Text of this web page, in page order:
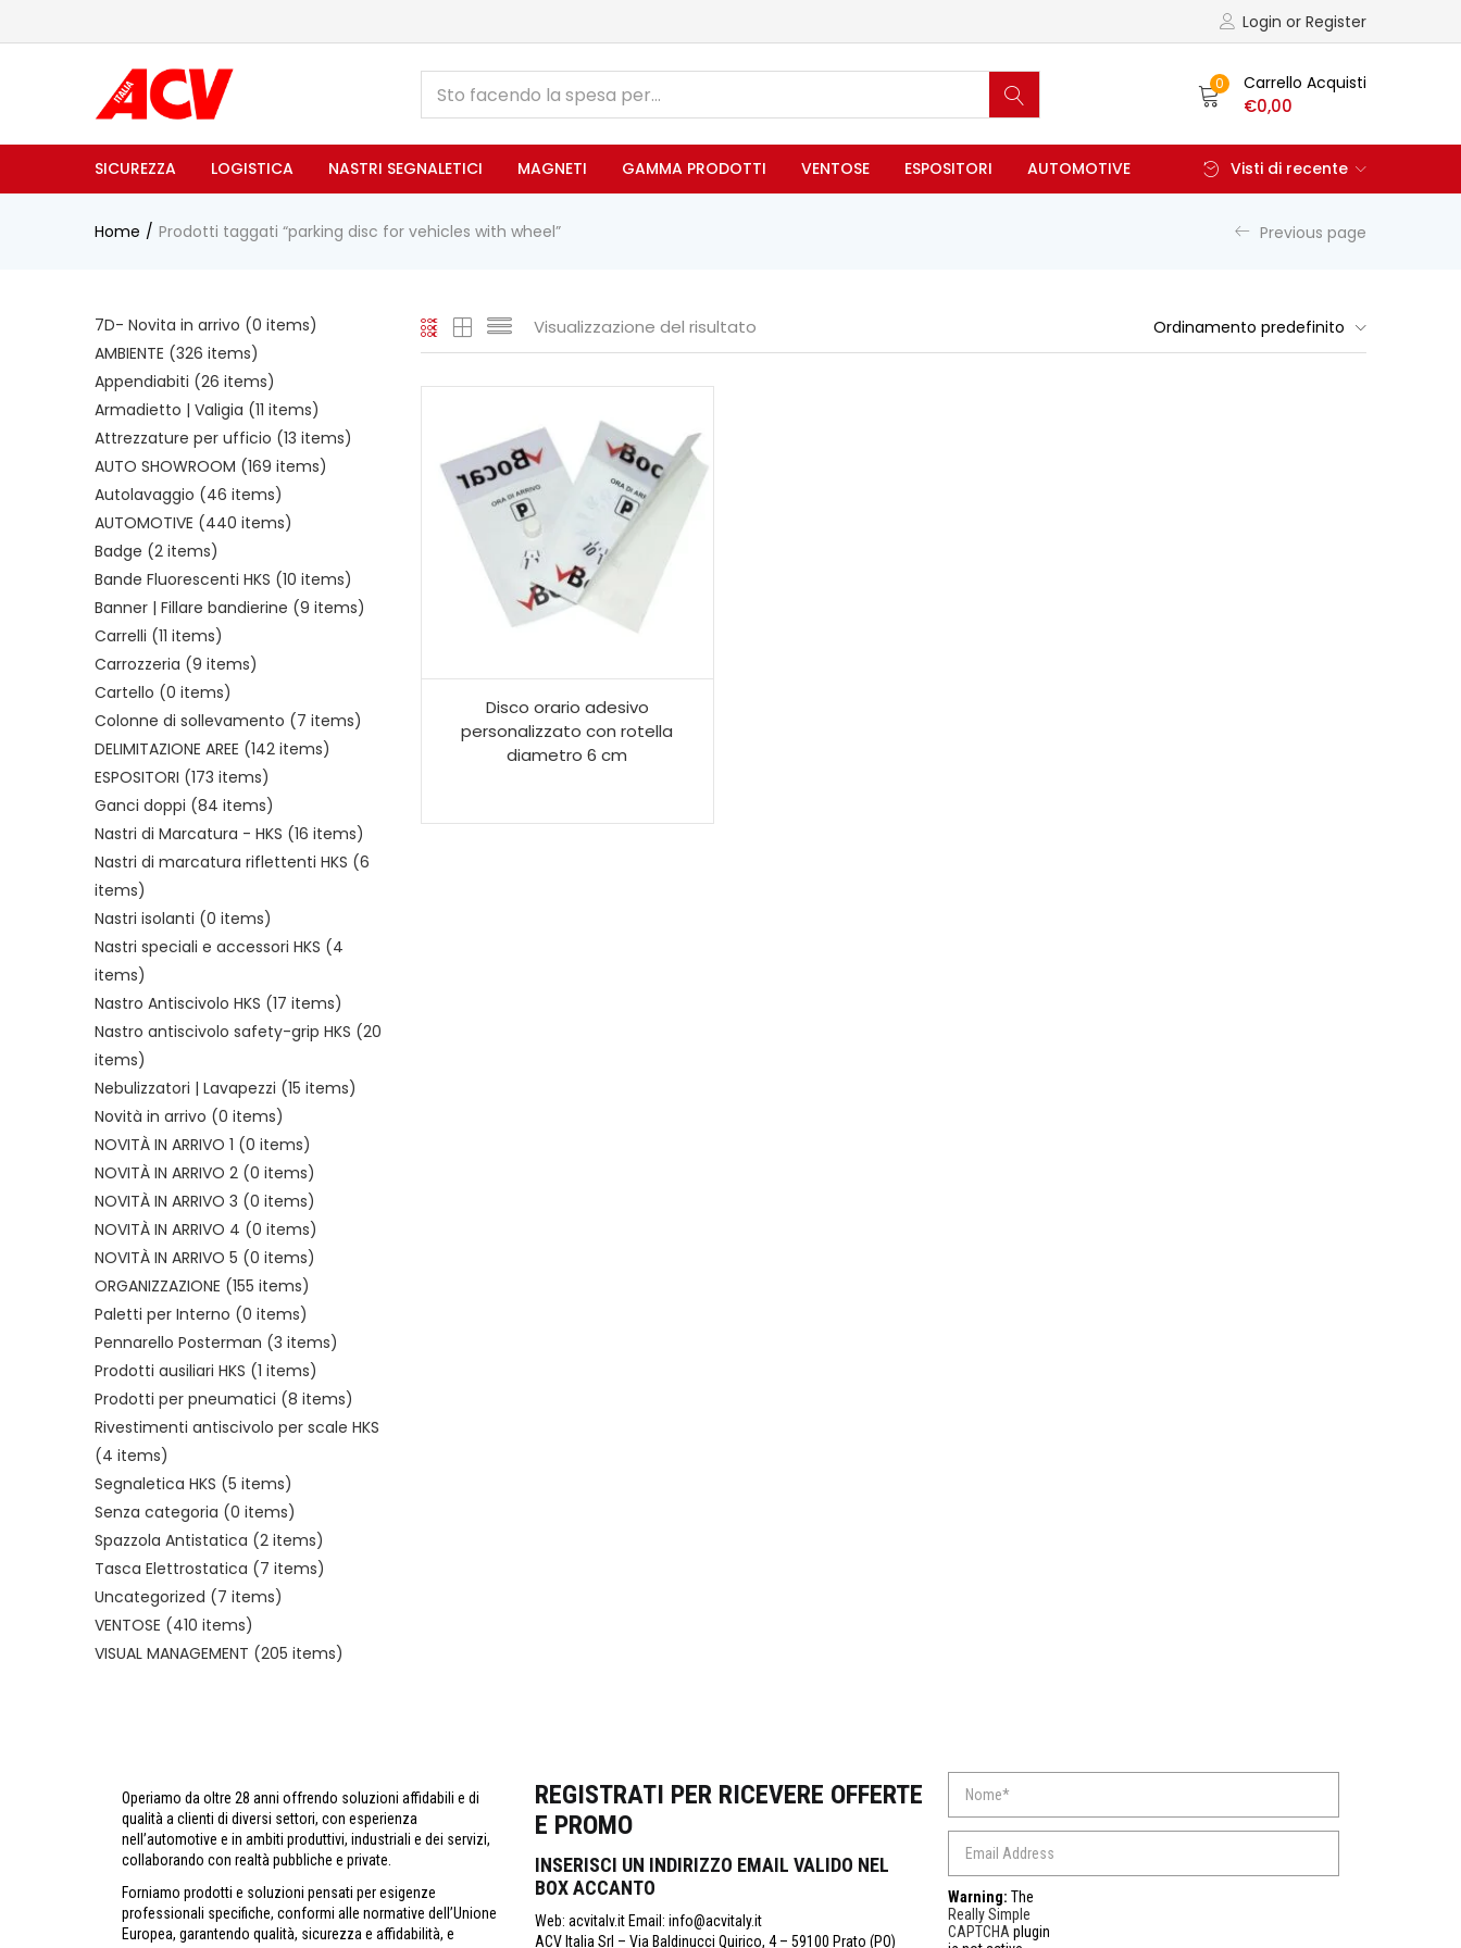
Login or Register
0 Carrello Acquisti
€0,00
SICUREZZA LOGISTICA NASTRI SEGNALETICI MAGNETI GAMMA PRODOTTI VENTOSE ESPOSITORI AUTOMOTIVE Visti di recente
Home Prodotti taggati “parking disc for vehicles with wheel” Previous page
Visualizzazione del risultato Ordinamento predefinito
Disco orario adesivo
personalizzato con rotella
diametro 6 cm
7D- Novita in arrivo (0 items)
AMBIENTE (326 items)
Appendiabiti (26 items)
Armadietto | Valigia (11 items)
Attrezzature per ufficio (13 items)
AUTO SHOWROOM (169 items)
Autolavaggio (46 items)
AUTOMOTIVE (440 items)
Badge (2 items)
Bande Fluorescenti HKS (10 items)
Banner | Fillare bandierine (9 items)
Carrelli (11 items)
Carrozzeria (9 items)
Cartello (0 items)
Colonne di sollevamento (7 items)
DELIMITAZIONE AREE (142 items)
ESPOSITORI (173 items)
Ganci doppi (84 items)
Nastri di Marcatura - HKS (16 items)
Nastri di marcatura riflettenti HKS (6
items)
Nastri isolanti (0 items)
Nastri speciali e accessori HKS (4
items)
Nastro Antiscivolo HKS (17 items)
Nastro antiscivolo safety-grip HKS (20
items)
Nebulizzatori | Lavapezzi (15 items)
Novità in arrivo (0 items)
NOVITÀ IN ARRIVO 1 (0 items)
NOVITÀ IN ARRIVO 2 (0 items)
NOVITÀ IN ARRIVO 3 (0 items)
NOVITÀ IN ARRIVO 4 (0 items)
NOVITÀ IN ARRIVO 5 (0 items)
ORGANIZZAZIONE (155 items)
Paletti per Interno (0 items)
Pennarello Posterman (3 items)
Prodotti ausiliari HKS (1 items)
Prodotti per pneumatici (8 items)
Rivestimenti antiscivolo per scale HKS
(4 items)
Segnaletica HKS (5 items)
Senza categoria (0 items)
Spazzola Antistatica (2 items)
Tasca Elettrostatica (7 items)
Uncategorized (7 items)
VENTOSE (410 items)
VISUAL MANAGEMENT (205 items)
Operiamo da oltre 28 anni offrendo soluzioni affidabili e di
qualità a clienti di diversi settori, con esperienza
nell’automotive e in ambiti produttivi, industriali e dei servizi,
collaborando con realtà pubbliche e private.
Forniamo prodotti e soluzioni pensati per esigenze
professionali specifiche, conformi alle normative dell’Unione
Europea, garantendo qualità, sicurezza e affidabilità, e
REGISTRATI PER RICEVERE OFFERTE
E PROMO
INSERISCI UN INDIRIZZO EMAIL VALIDO NEL
BOX ACCANTO
Web: acvitalv.it Email: info@acvitaly.it
ACV Italia Srl – Via Baldinucci Quirico, 4 – 59100 Prato (PO)
Warning: The
Really Simple
CAPTCHA plugin